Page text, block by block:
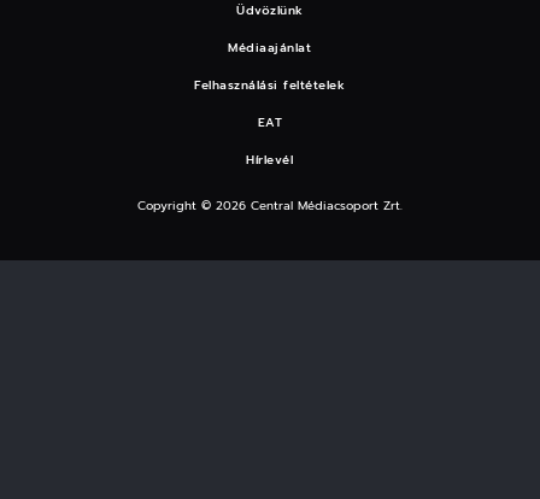
Üdvözlünk
Médiaajánlat
Felhasználási feltételek
EAT
Hírlevél
Copyright © 2026 Central Médiacsoport Zrt.